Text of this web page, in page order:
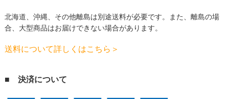
北海道、沖縄、その他離島は別途送料が必要です。
また、離島の場
合、大型商品はお届けできない場合があります。
送料について詳しくはこちら＞
■ 決済について